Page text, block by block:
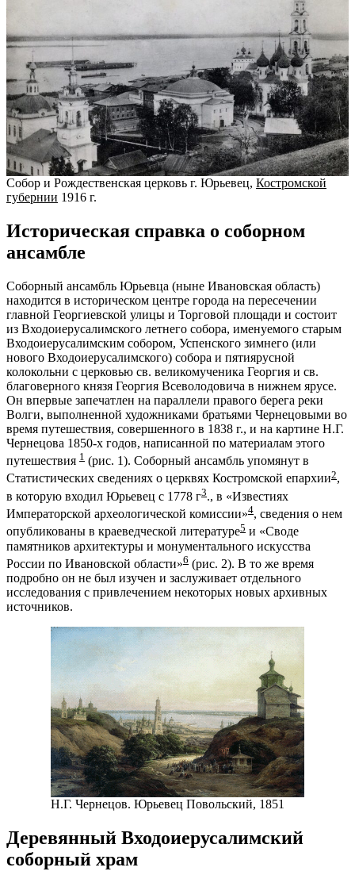
Собор и Рождественская церковь г. Юрьевец, Костромской
губернии 1916 г.
Историческая справка о соборном
ансамбле
Соборный ансамбль Юрьевца (ныне Ивановская область)
находится в историческом центре города на пересечении
главной Георгиевской улицы и Торговой площади и состоит
из Входоиерусалимского летнего собора, именуемого старым
Входоиерусалимским собором, Успенского зимнего (или
нового Входоиерусалимского) собора и пятиярусной
колокольни с церковью св. великомученика Георгия и св.
благоверного князя Георгия Всеволодовича в нижнем ярусе.
Он впервые запечатлен на параллели правого берега реки
Волги, выполненной художниками братьями Чернецовыми во
время путешествия, совершенного в 1838 г., и на картине Н.Г.
Чернецова 1850-х годов, написанной по материалам этого
путешествия 1 (рис. 1). Соборный ансамбль упомянут в
Статистических сведениях о церквях Костромской епархии2,
в которую входил Юрьевец с 1778 г3., в «Известиях
Императорской археологической комиссии»4, сведения о нем
опубликованы в краеведческой литературе5 и «Своде
памятников архитектуры и монументального искусства
России по Ивановской области»6 (рис. 2). В то же время
подробно он не был изучен и заслуживает отдельного
исследования с привлечением некоторых новых архивных
источников.
Н.Г. Чернецов. Юрьевец Повольский, 1851
Деревянный Входоиерусалимский
соборный храм